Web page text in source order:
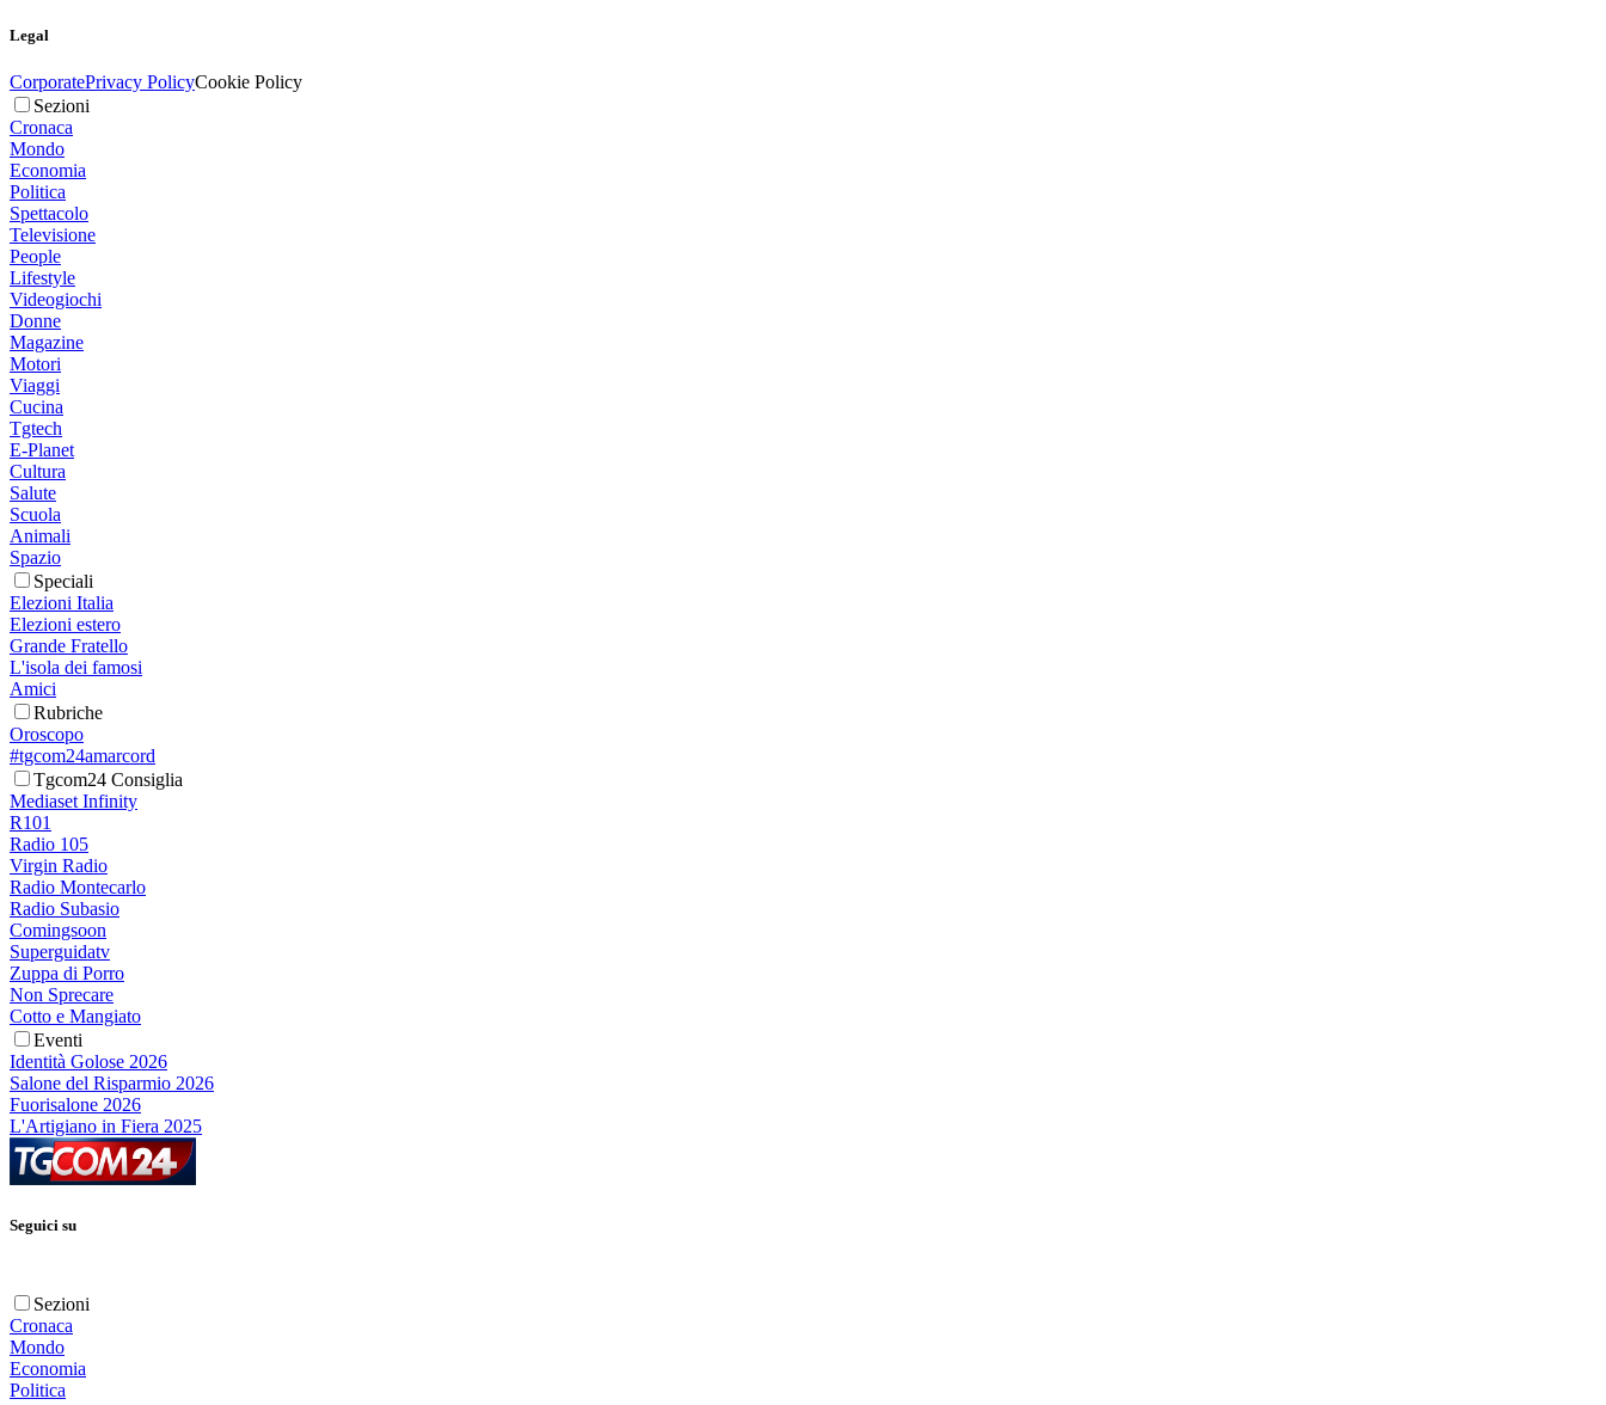
Legal
CorporatePrivacy PolicyCookie Policy
Sezioni
Cronaca
Mondo
Economia
Politica
Spettacolo
Televisione
People
Lifestyle
Videogiochi
Donne
Magazine
Motori
Viaggi
Cucina
Tgtech
E-Planet
Cultura
Salute
Scuola
Animali
Spazio
Speciali
Elezioni Italia
Elezioni estero
Grande Fratello
L'isola dei famosi
Amici
Rubriche
Oroscopo
#tgcom24amarcord
Tgcom24 Consiglia
Mediaset Infinity
R101
Radio 105
Virgin Radio
Radio Montecarlo
Radio Subasio
Comingsoon
Superguidatv
Zuppa di Porro
Non Sprecare
Cotto e Mangiato
Eventi
Identità Golose 2026
Salone del Risparmio 2026
Fuorisalone 2026
L'Artigiano in Fiera 2025
Seguici su
Sezioni
Cronaca
Mondo
Economia
Politica